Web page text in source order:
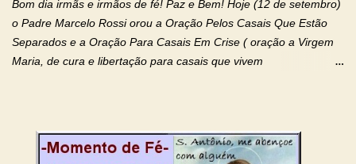
Bom dia irmãs e irmãos de fé! Paz e Bem! Hoje (12 de setembro)
o Padre Marcelo Rossi orou a Oração Pelos Casais Que Estão
Separados e a Oração Para Casais Em Crise ( oração a Virgem
Maria, de cura e libertação para casais que vivem
no programa de rádio Momento de Fé, pela cura dos
relacionamentos. Seu relacionamento está doente? Você está